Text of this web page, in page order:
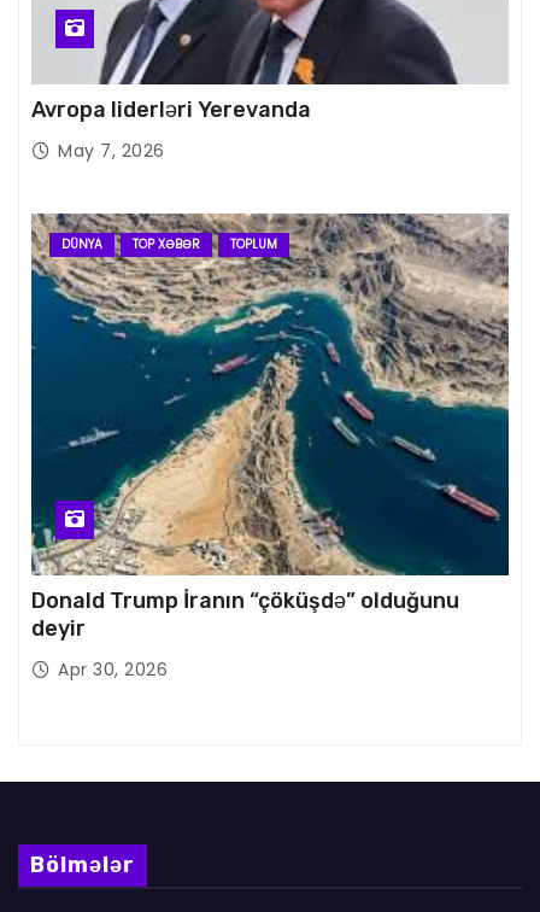
Avropa liderləri Yerevanda
May 7, 2026
DÜNYA TOP XƏBƏR TOPLUM
Donald Trump İranın “çöküşdə” olduğunu
deyir
Apr 30, 2026
Bölmələr